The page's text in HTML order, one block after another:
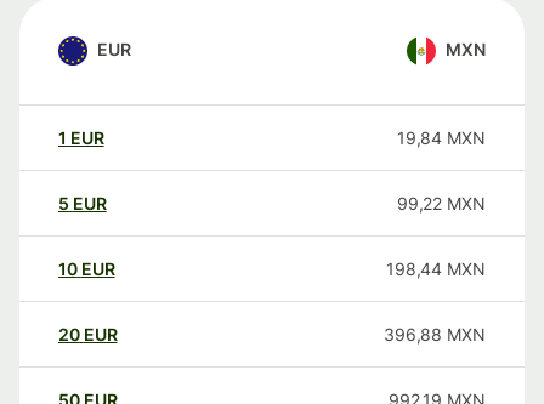
EUR MXN
1 EUR 19,84 MXN
5 EUR 99,22 MXN
10 EUR 198,44 MXN
20 EUR 396,88 MXN